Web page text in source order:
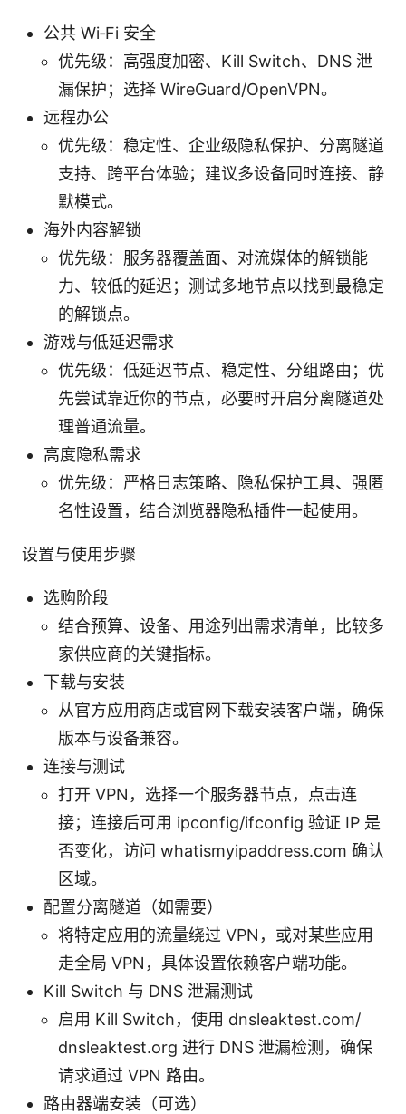
公共 Wi‑Fi 安全
优先级：高强度加密、Kill Switch、DNS 泄
漏保护；选择 WireGuard/OpenVPN。
远程办公
优先级：稳定性、企业级隐私保护、分离隧道
支持、跨平台体验；建议多设备同时连接、静
默模式。
海外内容解锁
优先级：服务器覆盖面、对流媒体的解锁能
力、较低的延迟；测试多地节点以找到最稳定
的解锁点。
游戏与低延迟需求
优先级：低延迟节点、稳定性、分组路由；优
先尝试靠近你的节点，必要时开启分离隧道处
理普通流量。
高度隐私需求
优先级：严格日志策略、隐私保护工具、强匿
名性设置，结合浏览器隐私插件一起使用。
设置与使用步骤
选购阶段
结合预算、设备、用途列出需求清单，比较多
家供应商的关键指标。
下载与安装
从官方应用商店或官网下载安装客户端，确保
版本与设备兼容。
连接与测试
打开 VPN，选择一个服务器节点，点击连
接；连接后可用 ipconfig/ifconfig 验证 IP 是
否变化，访问 whatismyipaddress.com 确认
区域。
配置分离隧道（如需要）
将特定应用的流量绕过 VPN，或对某些应用
走全局 VPN，具体设置依赖客户端功能。
Kill Switch 与 DNS 泄漏测试
启用 Kill Switch，使用 dnsleaktest.com/
dnsleaktest.org 进行 DNS 泄漏检测，确保
请求通过 VPN 路由。
路由器端安装（可选）